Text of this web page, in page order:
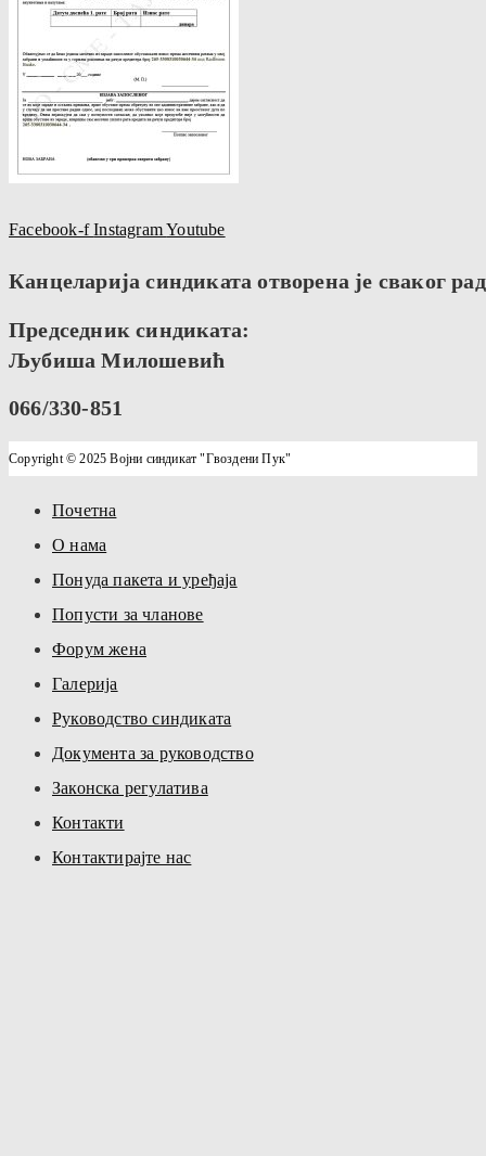
Facebook-f InstagramYoutube
Канцеларија синдиката отворена је сваког
Председник синдиката:
Љубиша Милошевић
066/330-851
Copyright © 2025 Војни синдикат "Гвоздени Пук"
Почетна
О нама
Понуда пакета и уређаја
Попусти за чланове
Форум жена
Галерија
Руководство синдиката
Документа за руководство
Законска регулатива
Контакти
Контактирајте нас